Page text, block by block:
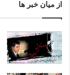
از میان خبر ها